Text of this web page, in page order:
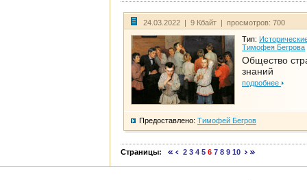
24.03.2022 | 9 Кбайт | просмотров: 700
Тип:
Тимофея Бегрова
Общество
знаний
подробнее
Предоставлено: Тимофей Бегров
Страницы: 2 3 4 5 6 7 8 9 10